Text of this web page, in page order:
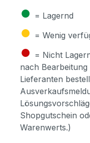
● = Lagernd
● = Wenig
● = Nicht
nach
Lieferanten
Shopgutschein
Warenwerts.)